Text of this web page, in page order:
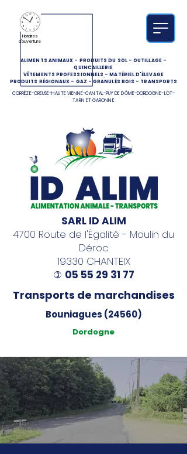
ALIMENTS ANIMAUX - PRODUITS DU SOL-OUTILLAGE-
QUINCAILLERIE
VÊTEMENTS PROFESSIONNELS -MATÉRIEL D'ÉLEVAGE
PRODUITS RÉGIONAUX - GAZ -GRANULÉS BOIS - TRANSPORTS
CORRÈZE-CREUSE-HAUTE VIENNE-CANTAL-PUY DE DÔME-DORDOGNE-LOT-
TARN ET GARONNE
Horaires
d'ouverture
SARL ID ALIM
4700 Route de l'Égalité - Moulin du
Déroc
19330 CHANTEIX
) 05 55 29 31 77
Transports de marchandises
Bouniagues (24560)
Dordogne